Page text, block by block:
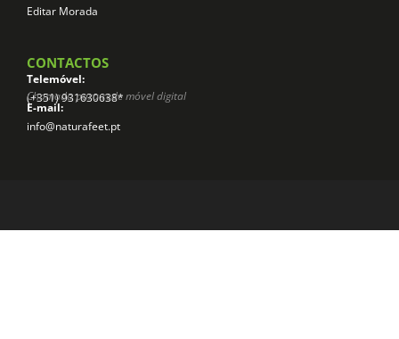
Editar Morada
CONTACTOS
Telemóvel:
(+351) 931630638*
Chamada para rede móvel digital
E-mail:
info@naturafeet.pt